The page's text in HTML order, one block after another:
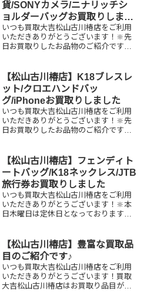
貨/SONYカメラ/ニナリッチシ
ョルダーバッグお買取りしまし
た
いつも買取大吉松山古川椿店をご利用
いただきありがとうございます！🔆先
日お買取りしたお品物のご紹介です。
物はございませんか？ぜひ買取大吉松
山古川椿店にお査定させてくだ...
【松山古川椿店】K18ブレスレ
ット/クロエハンドバッ
グ/iPhoneお買取りしました
いつも買取大吉松山古川椿店をご利用
いただきありがとうございます！🔆先
日お買取りしたお品物のご紹介です。
ざいませんか？ぜひ買取大吉松山古川
椿店にお査定させてくだ...
【松山古川椿店】フェンディト
ートバッグ/K18ネックレス/JTB
旅行券お買取りしました
いつも買取大吉松山古川椿店をご利用
いただきありがとうございます！🔆本
日木曜日は定休日となっております！
クレス/JTB旅行券お家で眠っているお
品物はございませんか？ぜひ...
【松山古川椿店】豊富な買取品
目のご紹介です♪
いつも買取大吉松山古川椿店をご利用
いただきありがとうございます！買取
大吉松山古川椿店はお買取り品目が豊